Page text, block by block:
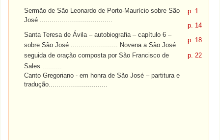
Sermão de São Leonardo de Porto-Maurício sobre São
José .....................................
Santa Teresa de Ávila – autobiografia – capítulo 6 –
sobre São José ........................ Novena a São José
seguida de oração composta por São Francisco de
Sales ..........
Canto Gregoriano - em honra de São José – partitura e
tradução..............................
p. 1
p. 14
p. 18
p. 22